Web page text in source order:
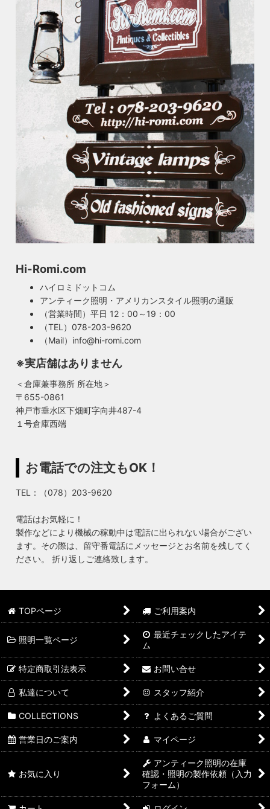
Hi-Romi.com
ハイロミドットコム
アンティーク照明・アメリカンスタイル照明の通販
（営業時間）平日 12：00～19：00
（TEL）078-203-9620
（Mail）info@hi-romi.com
※実店舗はありません
＜倉庫兼事務所 所在地＞
〒655-0861
神戸市垂水区下畑町字向井487-4
１号倉庫西端
お電話での注文もOK！
TEL：（078）203-9620
電話はお気軽に！
製作などにより機械の稼動中は電話に出られない場合がござい
ます。その際は、留守番電話にメッセージとお名前を残してく
ださい。 折り返しご連絡致します。
TOPページ ご利用案内
照明一覧ページ
最近チェックしたアイテ
ム
特定商取引法表示 お問い合せ
私達について スタッフ紹介
COLLECTIONS よくあるご質問
営業日のご案内 マイページ
お気に入り
アンティーク照明の在庫
確認・照明の製作依頼（入力
フォーム）